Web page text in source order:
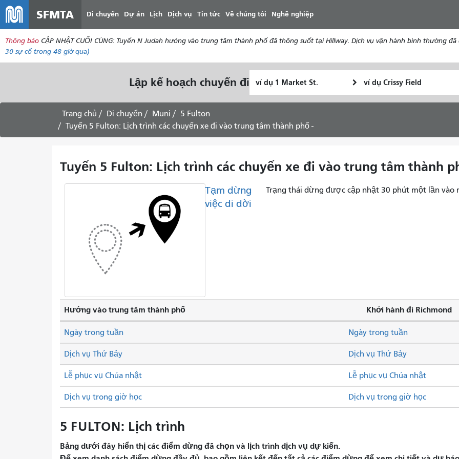
dung
SFMTA Di chuyển Dự án Lịch Dịch vụ Tin tức Về chúng tôi Nghề nghiệp
Thông báo CẬP NHẬT CUỐI CÙNG: Tuyến N Judah hướng vào trung tâm thành phố đã thông suốt tại Hillway. Dịch vụ vận hành bình thường
30 sự cố trong 48 giờ qua)
Lập kế hoạch chuyến đi
bắt
kết
muốn
lịch
thế
Trang chủ Di chuyển Muni
5 Fulton
Tuyến 5 Fulton: Lịch trình các chuyến xe đi vào trung tâm thành phố -
Tuyến 5 Fulton: Lịch trình các chuyến xe đi vào trung tâm thành
Tạm dừng
việc di dời
Trạng thái dừng được cập nhật 30 phút một lần vào
Hướng vào trung tâm thành phố Khởi hành đi Richmond
Dịch vụ Thứ Bảy Dịch vụ Thứ Bảy
Lễ phục vụ Chúa nhật Lễ phục vụ Chúa nhật
Ngày trong tuần Ngày trong tuần
Dịch vụ trong giờ học Dịch vụ trong giờ học
5 FULTON: Lịch trình
Bảng dưới đây hiển thị các điểm dừng đã chọn và lịch trình dịch vụ dự kiến.